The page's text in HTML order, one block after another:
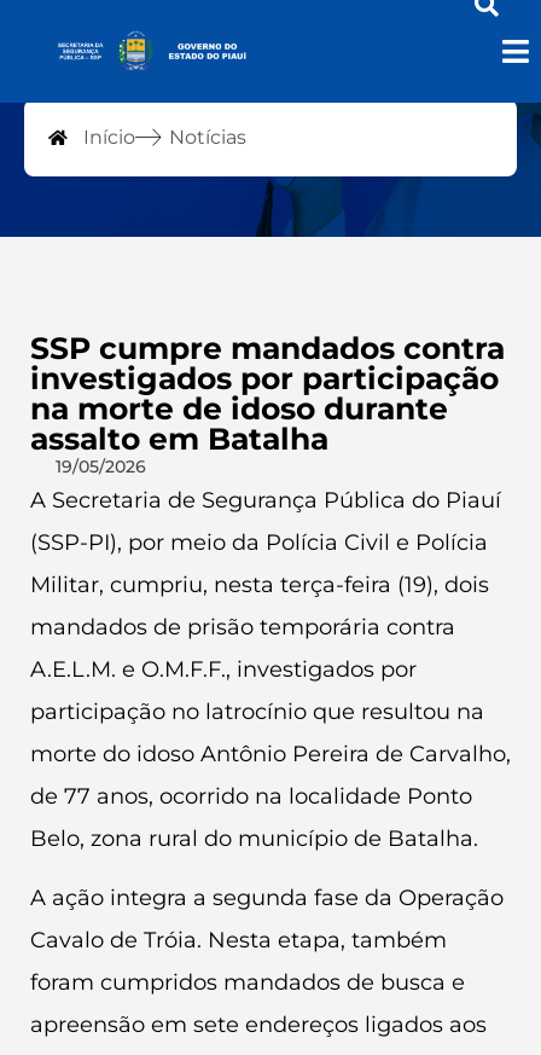
Notícias
Início Notícias
SSP cumpre mandados contra
investigados por participação
na morte de idoso durante
assalto em Batalha
19/05/2026
A Secretaria de Segurança Pública do Piauí
(SSP-PI), por meio da Polícia Civil e Polícia
Militar, cumpriu, nesta terça-feira (19), dois
mandados de prisão temporária contra
A.E.L.M. e O.M.F.F., investigados por
participação no latrocínio que resultou na
morte do idoso Antônio Pereira de Carvalho,
de 77 anos, ocorrido na localidade Ponto
Belo, zona rural do município de Batalha.
A ação integra a segunda fase da Operação
Cavalo de Tróia. Nesta etapa, também
foram cumpridos mandados de busca e
apreensão em sete endereços ligados aos